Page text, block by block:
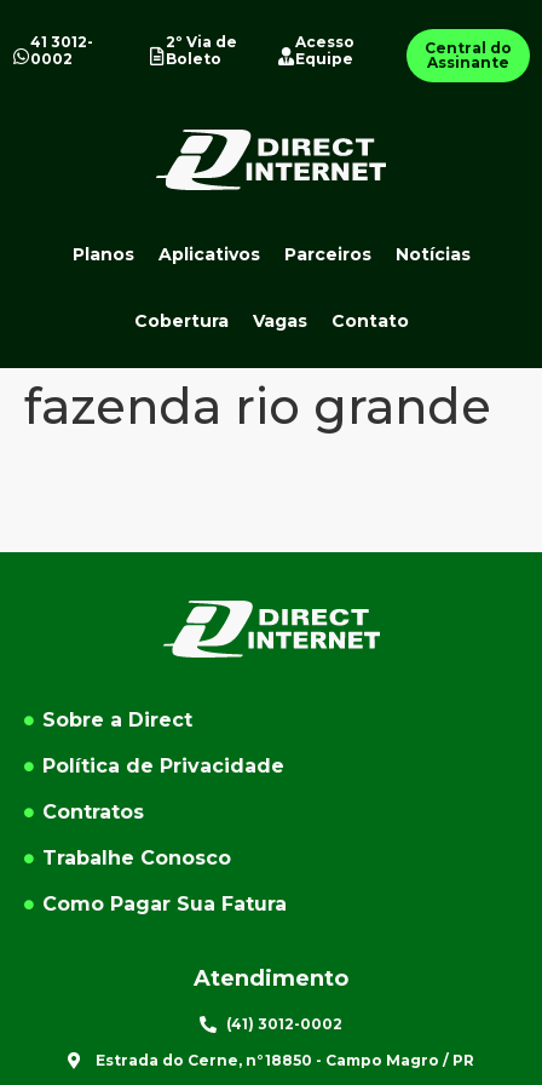
41 3012-
0002
2º Via de
Boleto
Acesso
Equipe
Central do
Assinante
Planos Aplicativos Parceiros Notícias
Cobertura Vagas Contato
fazenda rio grande
Sobre a Direct
Política de Privacidade
Contratos
Trabalhe Conosco
Como Pagar Sua Fatura
Atendimento
(41) 3012-0002
Estrada do Cerne, n°18850 - Campo Magro / PR